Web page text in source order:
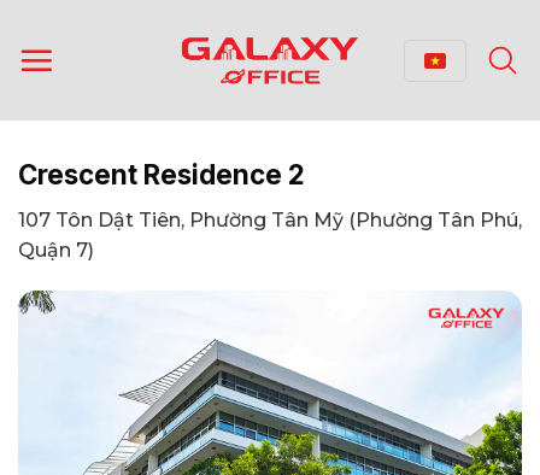
qua
nội
Crescent Residence 2
107 Tôn Dật Tiên, Phường Tân Mỹ (Phường Tân Phú,
Quận 7)